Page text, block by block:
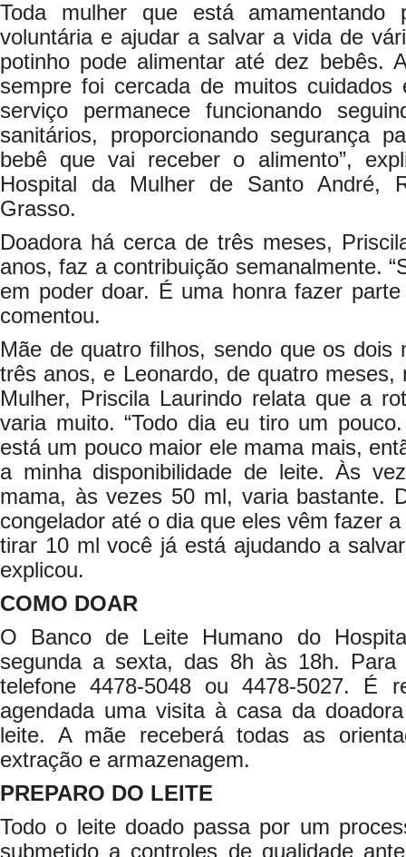
Toda mulher que está amamentando
voluntária e ajudar a salvar a vida de
potinho pode alimentar até dez bebês.
sempre foi cercada de muitos
serviço permanece funcionando
sanitários, proporcionando segurança
bebê que vai receber o alimento”,
Hospital da Mulher de Santo André,
Grasso.
Doadora há cerca de três meses,
anos, faz a contribuição semanalmente.
em poder doar. É uma honra fazer
comentou.
Mãe de quatro filhos, sendo que os dois
três anos, e Leonardo, de quatro meses,
Mulher, Priscila Laurindo relata que a
varia muito. “Todo dia eu tiro um
está um pouco maior ele mama mais,
a minha disponibilidade de leite. Às
mama, às vezes 50 ml, varia bastante.
congelador até o dia que eles vêm fazer
tirar 10 ml você já está ajudando a
explicou.
COMO DOAR
O Banco de Leite Humano do
segunda a sexta, das 8h às 18h.
telefone 4478-5048 ou 4478-5027. É
agendada uma visita à casa da
leite. A mãe receberá todas as
extração e armazenagem.
PREPARO DO LEITE
Todo o leite doado passa por um
submetido a controles de qualidade